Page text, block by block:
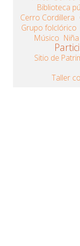
Biblioteca
Cerro Cordillera
Grupo folclórico
Músico Niña
Sitio de
Taller